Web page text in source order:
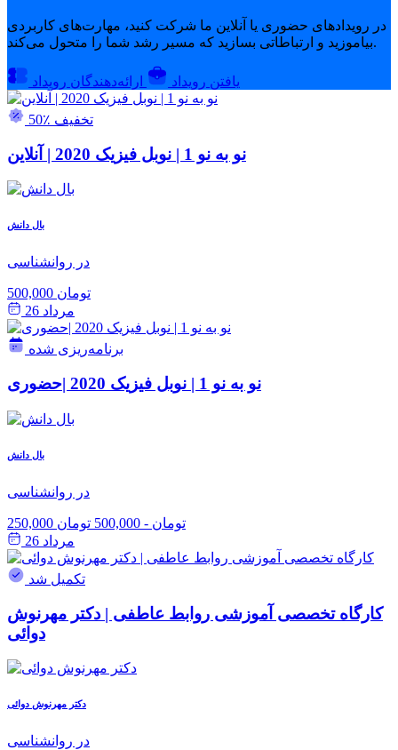
در رویدادهای حضوری یا آنلاین ما شرکت کنید، مهارت‌های کاربردی
بیاموزید و ارتباطاتی بسازید که مسیر رشد شما را متحول می‌کند.
یافتن رویداد ارائه‌دهندگان رویداد
50٪ تخفیف
نو به نو 1 | نوبل فیزیک 2020 | آنلاین
بال دانش
در روانشناسی
500,000 تومان
مرداد 26
برنامه‌ریزی شده
نو به نو 1 | نوبل فیزیک 2020 |حضوری
بال دانش
در روانشناسی
250,000 تومان - 500,000 تومان
مرداد 26
تکمیل شد
کارگاه تخصصی آموزشی روابط عاطفی | دکتر مهرنوش
دوائی
دکتر مهرنوش دوائی
در روانشناسی